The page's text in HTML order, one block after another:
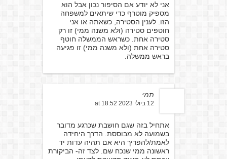
אני לא יודע אם הסיפור נכון אבל הוא
מספיק מוטרף כדי שיתאים למשפחה
הזו. לענין הסטירה, כשאתה או אני
חוטפים סטירה (ולא משנה ממי) זו רק
סטירה אחת. כשראש הממשלה חוטף
סטירה אחת (ולא משנה ממי) זו פגיעה
בראש ממשלה.
תמי
12 ביולי 2023 at 18:52
אתחיל בזה שגם חושבת שכרגע מדובר
בשמועה לא מבוססת. הדרך היחידה
לאמת/להפריך היא אם תהיה עדות יד
ראשונה ממי שנכח שם. לצד זה- הביקורת